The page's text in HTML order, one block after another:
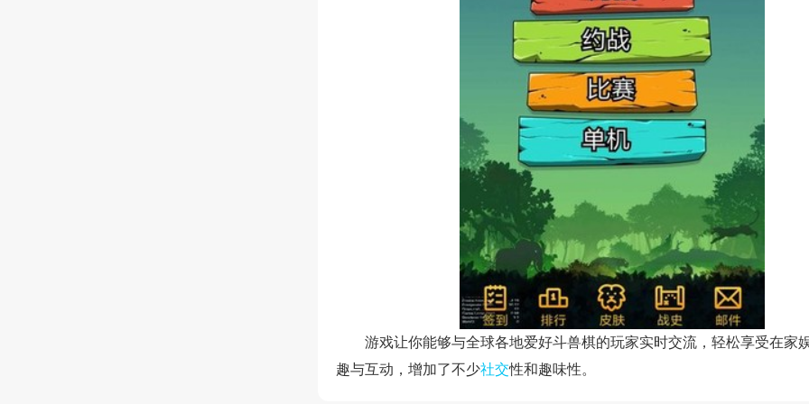
游戏让你能够与全球各地爱好斗兽棋的玩家实时交流，轻松享受在家
趣与互动，增加了不少社交性和趣味性。